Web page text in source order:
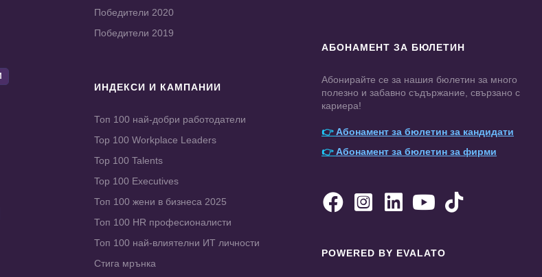
Победители 2020
Победители 2019
ИНДЕКСИ И КАМПАНИИ
Топ 100 най-добри работодатели
Top 100 Workplace Leaders
Top 100 Talents
Top 100 Executives
Топ 100 жени в бизнеса 2025
Топ 100 HR професионалисти
Топ 100 най-влиятелни ИТ личности
Стига мрънка
АБОНАМЕНТ ЗА БЮЛЕТИН
Абонирайте се за нашия бюлетин за много
полезно и забавно съдържание, свързано с
кариера!
👉Абонамент за бюлетин за кандидати
👉Абонамент за бюлетин за фирми
    
POWERED BY EVALATO